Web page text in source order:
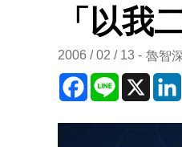
「以我
2006 / 02 / 13 魯智
Facebook
Line X